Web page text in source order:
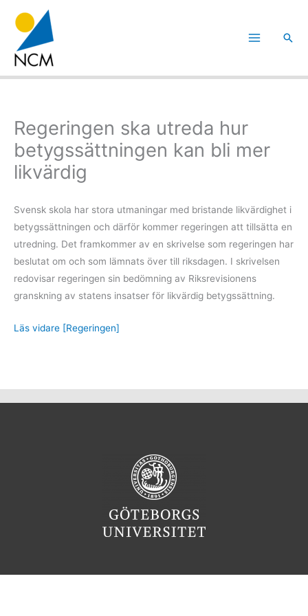
innehåll
Sök
Regeringen ska utreda hur
betygssättningen kan bli mer
likvärdig
Svensk skola har stora utmaningar med bristande likvärdighet i
betygssättningen och därför kommer regeringen att tillsätta en
utredning. Det framkommer av en skrivelse som regeringen har
beslutat om och som lämnats över till riksdagen. I skrivelsen
redovisar regeringen sin bedömning av Riksrevisionens
granskning av statens insatser för likvärdig betygssättning.
Läs vidare [Regeringen]